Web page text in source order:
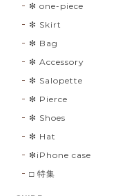
❇︎ one-piece
❇︎ Skirt
❇︎ Bag
❇︎ Accessory
❇︎ Salopette
❇︎ Pierce
❇︎ Shoes
❇︎ Hat
❇︎iPhone case
□ 特集